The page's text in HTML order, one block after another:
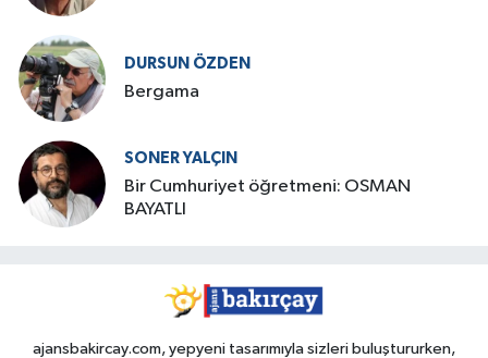
DURSUN ÖZDEN
Bergama
SONER YALÇIN
Bir Cumhuriyet öğretmeni: OSMAN
BAYATLI
ajansbakircay.com, yepyeni tasarımıyla sizleri buluştururken,